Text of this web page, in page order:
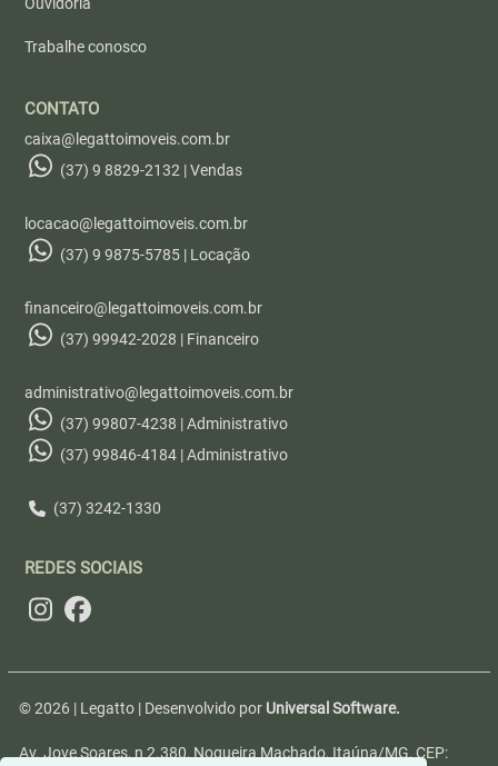
Trabalhe conosco
CONTATO
caixa@legattoimoveis.com.br
(37) 9 8829-2132 | Vendas
locacao@legattoimoveis.com.br
(37) 9 9875-5785 | Locação
financeiro@legattoimoveis.com.br
(37) 99942-2028 | Financeiro
administrativo@legattoimoveis.com.br
(37) 99807-4238 | Administrativo
(37) 99846-4184 | Administrativo
(37) 3242-1330
REDES SOCIAIS
© 2026 | Legatto | Desenvolvido por Universal Software.
Av. Jove Soares, n 2.380, Nogueira Machado, Itaúna/MG, CEP: